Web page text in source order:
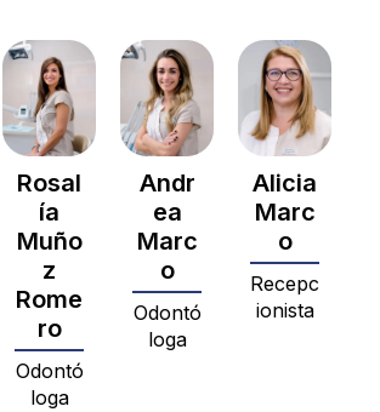
Rosal
ía
Muño
z
Rome
ro
Odontó
loga
Andr
ea
Marc
o
Odontó
loga
Alicia
Marc
o
Recepc
ionista